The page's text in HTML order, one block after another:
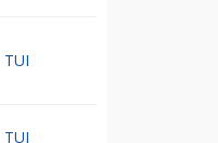
TUI
TUI